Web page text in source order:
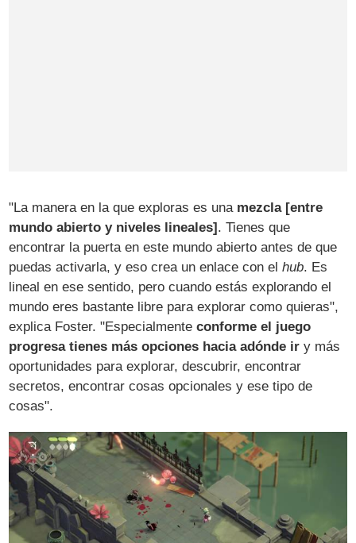
"La manera en la que exploras es una mezcla [entre
mundo abierto y niveles lineales] . Tienes que
encontrar la puerta en este mundo abierto antes de que
puedas activarla, y eso crea un enlace con elhub. Es
lineal en ese sentido, pero cuando estás explorando el
mundo eres bastante libre para explorar como quieras",
explica Foster. "Especialmenteconforme el juego
progresa tienes más opciones hacia adónde ir y más
oportunidades para explorar, descubrir, encontrar
secretos, encontrar cosas opcionales y ese tipo de
cosas".